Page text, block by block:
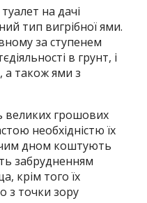
на дачі
тип вигрібної ями.
за ступенем
в грунт, і
а також ями з
великих грошових
необхідністю їх
дном коштують
забрудненням
крім того їх
з точки зору